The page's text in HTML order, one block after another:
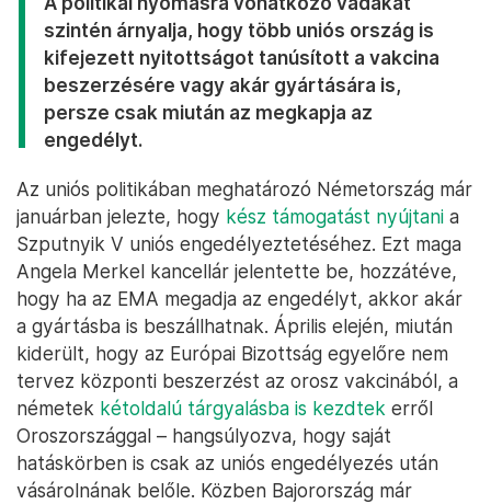
szintén árnyalja, hogy több uniós ország is
kifejezett nyitottságot tanúsított a vakcina
beszerzésére vagy akár gyártására is,
persze csak miután az megkapja az
engedélyt.
Az uniós politikában meghatározó Németország már
januárban jelezte, hogy kész támogatást nyújtani a
Szputnyik V uniós engedélyeztetéséhez. Ezt maga
Angela Merkel kancellár jelentette be, hozzátéve,
hogy ha az EMA megadja az engedélyt, akkor akár
a gyártásba is beszállhatnak. Április elején, miután
kiderült, hogy az Európai Bizottság egyelőre nem
tervez központi beszerzést az orosz vakcinából, a
németek kétoldalú tárgyalásba is kezdtek erről
Oroszországgal – hangsúlyozva, hogy saját
hatáskörben is csak az uniós engedélyezés után
vásárolnának belőle. Közben Bajorország már